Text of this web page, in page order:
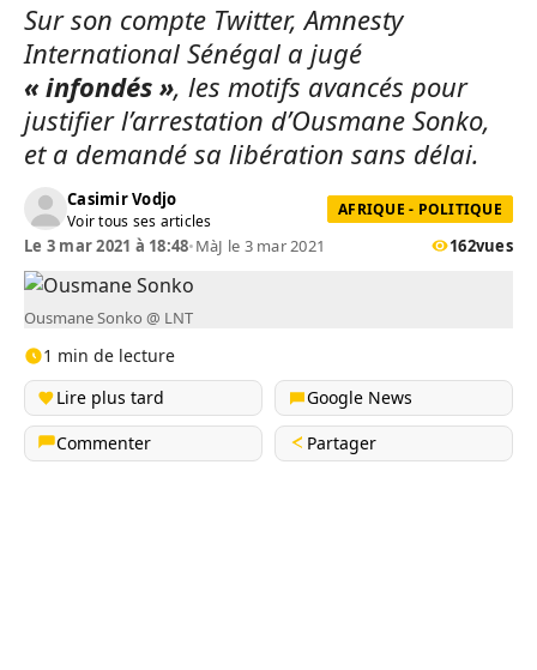
Sur son compte Twitter, Amnesty
International Sénégal a jugé
« infondés », les motifs avancés pour
justifier l’arrestation d’Ousmane Sonko,
et a demandé sa libération sans délai.
Casimir Vodjo
Voir tous ses articles
AFRIQUE - POLITIQUE
Le 3 mar 2021 à 18:48•MàJ le 3 mar 2021 162vues
Ousmane Sonko @ LNT
1 min de lecture
Lire plus tard
Google News
Commenter
Partager